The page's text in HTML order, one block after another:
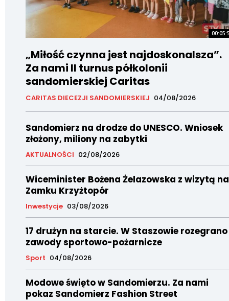
„Miłość czynna jest najdoskonalsza”.
Za nami II turnus półkolonii
sandomierskiej Caritas
CARITAS DIECEZJI SANDOMIERSKIEJ 04/08/2026
Sandomierz na drodze do UNESCO. Wniosek
złożony, miliony na zabytki
AKTUALNOŚCI 02/08/2026
Wiceminister Bożena Żelazowska z wizytą na
Zamku Krzyżtopór
Inwestycje 03/08/2026
17 drużyn na starcie. W Staszowie rozegrano
zawody sportowo-pożarnicze
Sport 04/08/2026
Modowe święto w Sandomierzu. Za nami
pokaz Sandomierz Fashion Street